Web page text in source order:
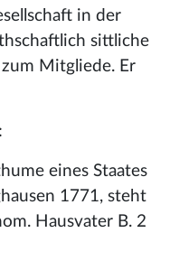
in der
sittliche
Mitgliede. Er
eines Staates
1771, steht
Hausvater B. 2